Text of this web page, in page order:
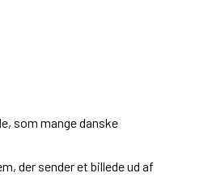
som mange danske
der sender et billede ud af